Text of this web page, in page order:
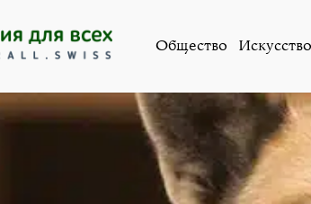
Общество Искусство